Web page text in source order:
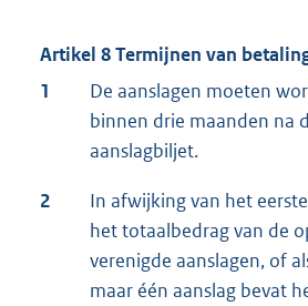
Artikel 8 Termijnen van
1
De aanslagen moeten
binnen drie maanden na
aanslagbiljet.
2
In afwijking van het
het totaalbedrag van de
verenigde aanslagen, of
maar één aanslag bevat